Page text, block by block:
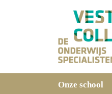
Onze school